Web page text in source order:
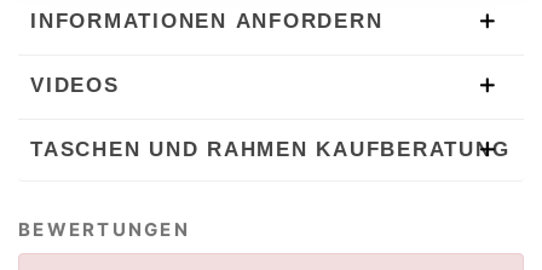
INFORMATIONEN ANFORDERN
VIDEOS
TASCHEN UND RAHMEN KAUFBERATUNG
BEWERTUNGEN